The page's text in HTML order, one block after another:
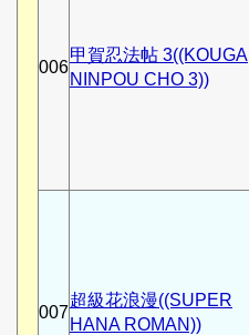
006
甲賀忍法帖 3((KOUGA
NINPOU CHO 3))
007
超級花浪漫((SUPER
HANA ROMAN))